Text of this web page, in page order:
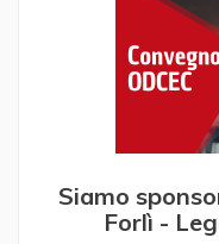
Siamo
Forlì -